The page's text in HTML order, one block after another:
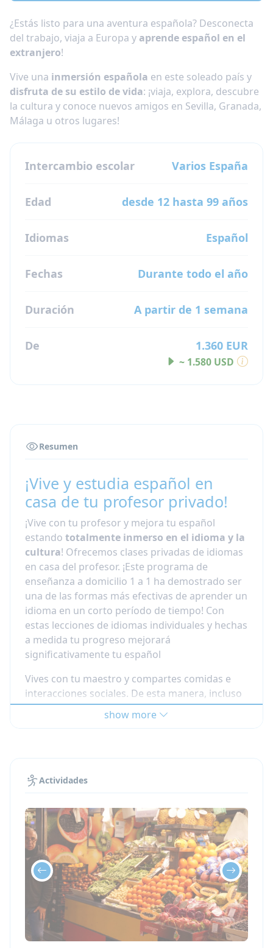
¿Estás listo para una aventura española? Desconecta
del trabajo, viaja a Europa y aprende español en el
extranjero!
Vive una inmersión española en este soleado país y
disfruta de su estilo de vida: ¡viaja, explora, descubre
la cultura y conoce nuevos amigos en Sevilla, Granada,
Málaga u otros lugares!
Intercambio escolar Varios España
Edad desde 12 hasta 99 años
Idiomas Español
Fechas Durante todo el año
Duración A partir de 1 semana
De 1.360 EUR
~ 1.580 USD
Resumen
¡Vive y estudia español en
casa de tu profesor privado!
¡Vive con tu profesor y mejora tu español
estando totalmente inmerso en el idioma y la
cultura! Ofrecemos clases privadas de idiomas
en casa del profesor. ¡Este programa de
enseñanza a domicilio 1 a 1 ha demostrado ser
una de las formas más efectivas de aprender un
idioma en un corto período de tiempo! Con
estas lecciones de idiomas individuales y hechas
a medida tu progreso mejorará
significativamente tu español
Vives con tu maestro y compartes comidas e
interacciones sociales. De esta manera, incluso
cuando no estés asistiendo a clase, progresarás
rápidamente. Es una forma muy intensiva de
de tu éxito!
¿Qué debo esperar de mis
lecciones de español
individuales?
Cada estudiante es recibido por un profesor
privado con conocimientos del idioma nativo.
Así, el programa de clases a domicilio ofrece
una inmersión lingüística y cultural completa.
Dondequiera que el estudiante elija quedarse,
habrá una gran variedad de cosas maravillosas
show more
Actividades